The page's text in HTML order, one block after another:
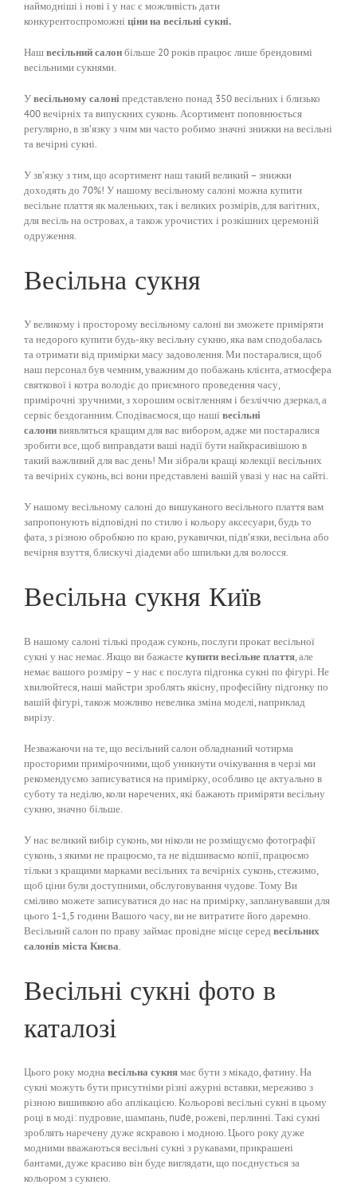
наймодніші і нові і у нас є можливість дати
конкурентоспроможні ціни на весільні сукні.
Нашвесільний салонбільше 20 років працює лише брендовимі
весільними сукнями.
Увесільному салоніпредставлено понад 350 весільних і близько
400 вечірніх та випускних суконь. Асортимент поповнюється
регулярно, в зв’язку з чим ми часто робимо значні знижки на весільні
та вечірні сукні.
У зв’язку з тим, що асортимент наш такий великий – знижки
доходять до 70%! У нашому весільному салоні можна купити
весільне плаття як маленьких, так і великих розмірів, для вагітних,
для весіль на островах, а також урочистих і розкішних церемоній
одруження.
Весільна сукня
У великому і просторому весільному салоні ви зможете приміряти
та недорого купити будь-яку весільну сукню, яка вам сподобалась
та отримати від примірки масу задоволення. Ми постаралися, щоб
наш персонал був чемним, уважним до побажань клієнта, атмосфера
святкової і котра володіє до приємного проведення часу,
примірочні зручними, з хорошим освітленням і безліччю дзеркал, а
сервіс бездоганним. Сподіваємося, що наші весільні
салонивиявляться кращим для вас вибором, адже ми постаралися
зробити все, щоб виправдати ваші надії бути найкрасивішою в
такий важливий для вас день! Ми зібрали кращі колекції весільних
та вечірніх суконь, всі вони представлені вашій увазі у нас на сайті.
У нашому весільному салоні до вишуканого весільного плаття вам
запропонують відповідні по стилю і кольору аксесуари, будь то
фата, з різною обробкою по краю, рукавички, підв’язки, весільна або
вечірня взуття, блискучі діадеми або шпильки для волосся.
Весільна сукня Київ
В нашому салоні тількі продаж суконь, послуги прокат весільної
сукні у нас немає. Якщо ви бажаєтекупити весільне плаття, але
немає вашого розміру – у нас є послуга підгонка сукні по фігурі. Не
хвилюйтеся, наші майстри зроблять якісну, професійну підгонку по
вашій фігурі, також можливо невелика зміна моделі, наприклад
вирізу.
Незважаючи на те, що весільний салон обладнаний чотирма
просторими примірочними, щоб уникнути очікування в черзі ми
рекомендуємо записуватися на примірку, особливо це актуально в
суботу та неділю, коли наречених, які бажають приміряти весільну
сукню, значно більше.
У нас великий вибір суконь, ми ніколи не розміщуємо фотографії
суконь, з якими не працюємо, та не відшиваємо копії, працюємо
тільки з кращими марками весільних та вечірніх суконь, стежимо,
щоб ціни були доступними, обслуговування чудове. Тому Ви
сміливо можете записуватися до нас на примірку, запланувавши для
цього 1-1,5 години Вашого часу, ви не витратите його даремно.
Весільний салон по праву займає провідне місце серед весільних
салонів міста Києва.
Весільні сукні фото в
каталозі
Цього року моднавесільна сукнямає бути з мікадо, фатину. На
сукні можуть бути присутніми різні ажурні вставки, мереживо з
різною вишивкою або аплікацією. Кольорові весільні сукні в цьому
році в моді: пудровие, шампань, nude, рожеві, перлинні. Такі сукні
зроблять наречену дуже яскравою і модною. Цього року дуже
модними вважаються весільні сукні з рукавами, прикрашені
бантами, дуже красиво він буде виглядати, що поєднується за
кольором з сукнею.